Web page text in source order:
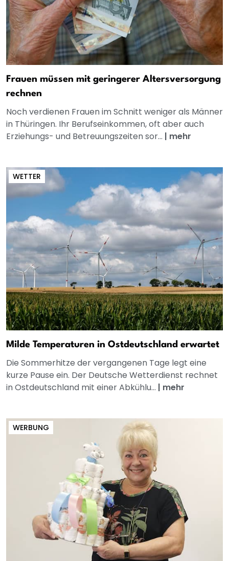
Frauen müssen mit geringerer Altersversorgung
rechnen
Noch verdienen Frauen im Schnitt weniger als Männer
in Thüringen. Ihr Berufseinkommen, oft aber auch
Erziehungs- und Betreuungszeiten sor... | mehr
WETTER
Milde Temperaturen in Ostdeutschland erwartet
Die Sommerhitze der vergangenen Tage legt eine
kurze Pause ein. Der Deutsche Wetterdienst rechnet
in Ostdeutschland mit einer Abkühlu... | mehr
WERBUNG